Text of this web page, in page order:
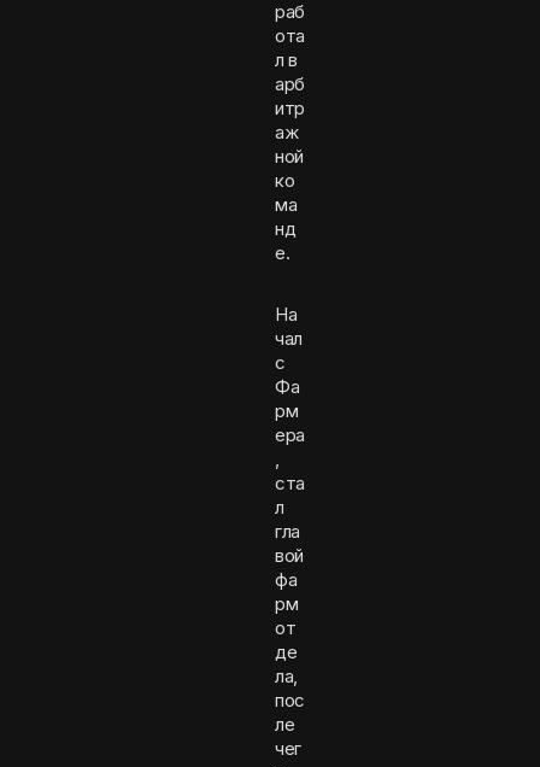
раб
ота
л в
арб
итр
аж
ной
ко
ма
нд
е.
На
чал
с
Фа
рм
ера
,
ста
л
гла
вой
фа
рм
от
де
ла,
пос
ле
чег